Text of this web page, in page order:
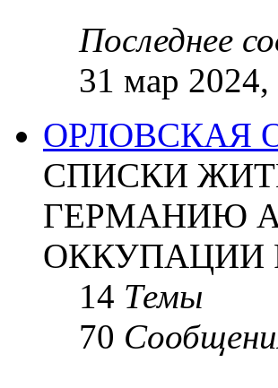
Последнее
31 мар 2024,
ОРЛОВСКАЯ
СПИСКИ
ГЕРМАНИЮ
ОККУПАЦИИ
14 Темы
70